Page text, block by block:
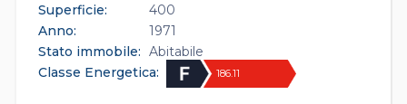
Superficie:
400
Anno:
1971
Stato immobile: Abitabile
Classe Energetica:
186.11